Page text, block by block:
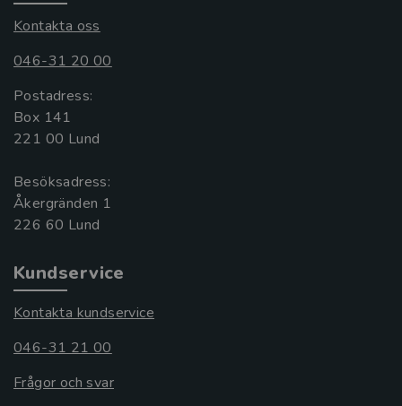
Kontakta oss
046-31 20 00
Postadress:
Box 141
221 00 Lund
Besöksadress:
Åkergränden 1
Kundservice
Kontakta kundservice
046-31 21 00
Frågor och svar